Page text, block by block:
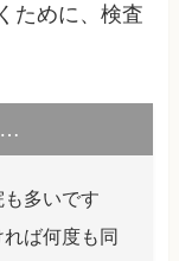
ために、検査
…
多いです
ば何度も同